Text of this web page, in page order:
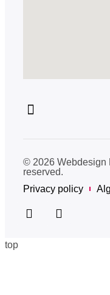
© 2026 Webdesign
reserved.
Privacy policy
top